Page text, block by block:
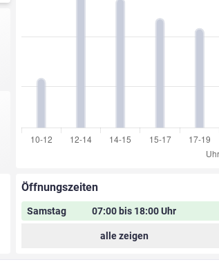
Öffnungszeiten
Samstag 07:00 bis 18:00 Uhr
alle zeigen